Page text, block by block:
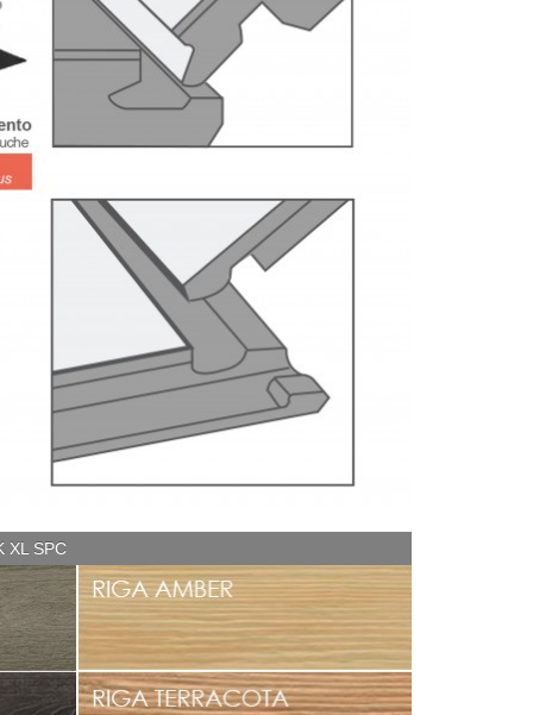
XL SPC